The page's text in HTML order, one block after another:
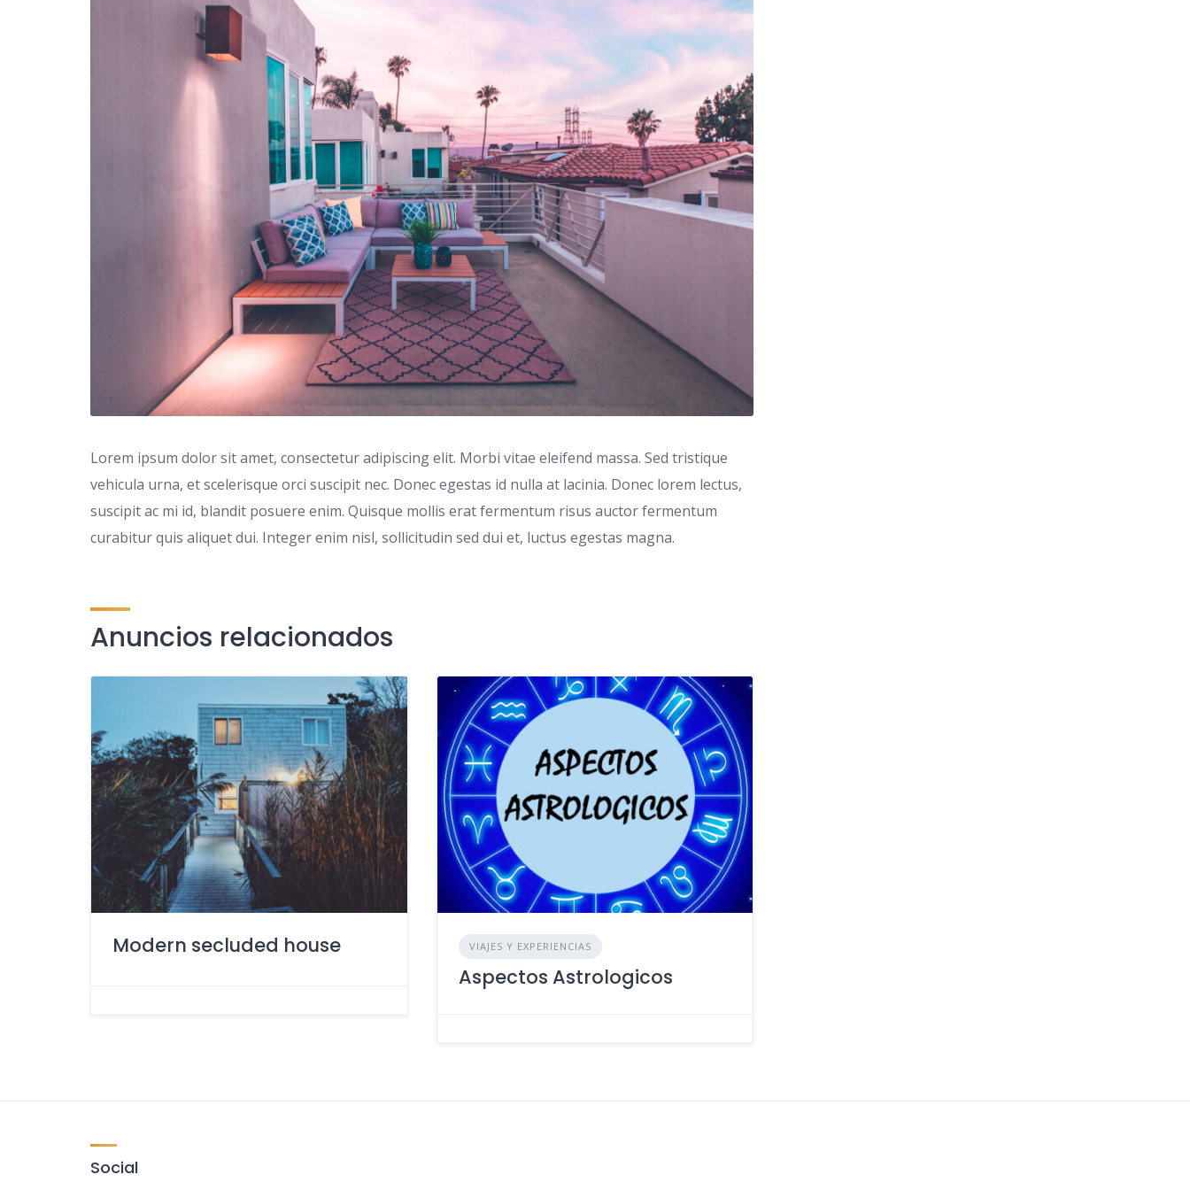
Lorem ipsum dolor sit amet, consectetur adipiscing elit. Morbi vitae eleifend massa. Sed tristique
vehicula urna, et scelerisque orci suscipit nec. Donec egestas id nulla at lacinia. Donec lorem lectus,
suscipit ac mi id, blandit posuere enim. Quisque mollis erat fermentum risus auctor fermentum
curabitur quis aliquet dui. Integer enim nisl, sollicitudin sed dui et, luctus egestas magna.
Anuncios relacionados
Modern secluded house VIAJES Y EXPERIENCIAS
Aspectos Astrologicos
Social